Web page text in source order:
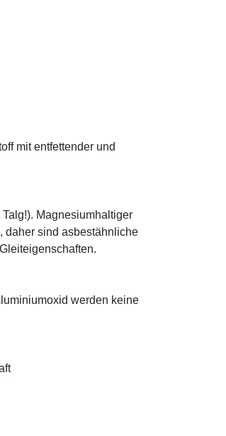
mit entfettender und
Magnesiumhaltiger
daher sind asbestähnliche
werden keine